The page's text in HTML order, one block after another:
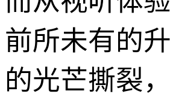
前所未有的
的光芒撕裂